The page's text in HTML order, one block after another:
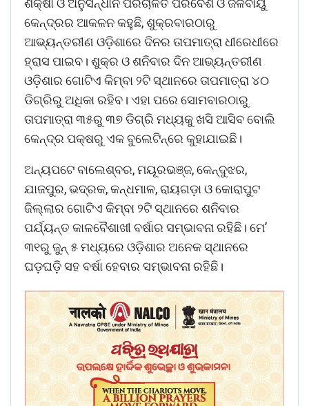
ଶିକ୍ଷା ଓ ଅନୁସନ୍ଧାନ ପରିଚାଳିତ ପରିବେଶ ଓ ଜଳବାୟୁ
କେନ୍ଦ୍ରର ଆକଳନ କହୁଛି, ଶୁକ୍ରବାରଠାରୁ
ଆଭ୍ୟନ୍ତରୀଣ ଓଡ଼ିଶାରେ ଦିନର ତାପମାତ୍ରା ଧୀରେଧୀରେ
ହ୍ରାସ ପାଇବ। ଶୁକ୍ର ଓ ଶନିବାର ଦିନ ଆଭ୍ୟନ୍ତରୀଣ
ଓଡ଼ିଶାର ଗୋଟିଏ କିମ୍ବା ୨ଟି ସ୍ଥାନରେ ତାପମାତ୍ରା ୪୦
ଡିଗ୍ରିରୁ ଅଧିକା ରହିବ। ଏହା ପରେ ସୋମବାରଠାରୁ
ତାପମାତ୍ରା ୩୫ରୁ ୩୭ ଡିଗ୍ରି ମଧ୍ୟକୁ ଖସି ଆସିବ ବୋଲି
କେନ୍ଦ୍ର ପକ୍ଷରୁ ଏକ ବୁଲେଟିନ୍‌‌ରେ କୁହାଯାଇଛି।
ଅନ୍ୟପଟେ ବାଲେଶ୍ବର, ମୟୂରଭଞ୍ଜ, କେନ୍ଦୁଝର,
ଯାଜପୁର, ଭଦ୍ରକ, କନ୍ଧମାଳ, ରାୟଗଡ଼ା ଓ କୋରାପୁଟ
ଜିଲ୍ଲାର ଗୋଟିଏ କିମ୍ବା ୨ଟି ସ୍ଥାନରେ ଶନିବାର
ପର୍ଯ୍ୟନ୍ତ କାଳବୈଶାଖୀ ବର୍ଷାର ସମ୍ଭାବନା ରହିଛି। ମେ’
୩୧ରୁ ଜୁନ୍‌ ୫ ମଧ୍ୟରେ ଓଡ଼ିଶାର ଅନେକ ସ୍ଥାନରେ
ଘଡ଼ଘଡ଼ି ସହ ବର୍ଷା ହେବାର ସମ୍ଭାବନା ରହିଛି।